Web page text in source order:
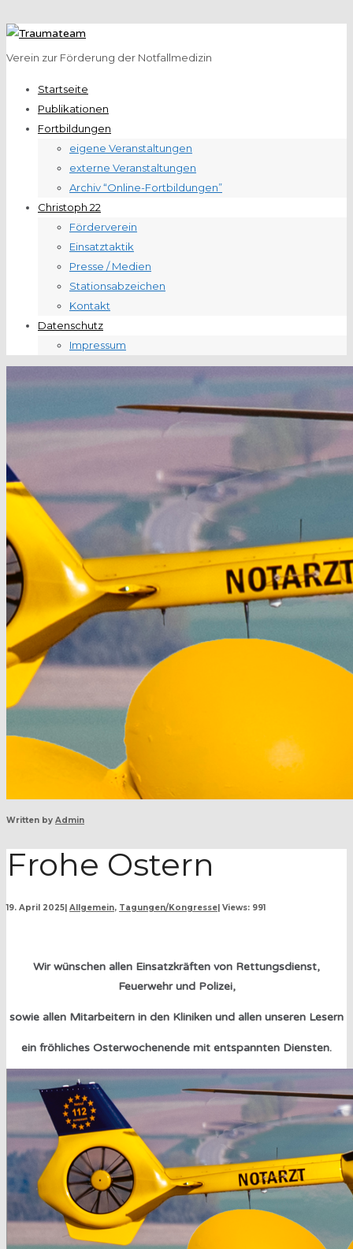
Verein zur Förderung der Notfallmedizin
Startseite
Publikationen
Fortbildungen
eigene Veranstaltungen
externe Veranstaltungen
Archiv “Online-Fortbildungen”
Christoph 22
Förderverein
Einsatztaktik
Presse / Medien
Stationsabzeichen
Kontakt
Datenschutz
Impressum
Written by Admin
Frohe Ostern
19. April 2025 Allgemein, Tagungen/Kongresse Views: 991
Wir wünschen allen Einsatzkräften von Rettungsdienst,
Feuerwehr und Polizei,
sowie allen Mitarbeitern in den Kliniken und allen unseren Lesern
ein fröhliches Osterwochenende mit entspannten Diensten.